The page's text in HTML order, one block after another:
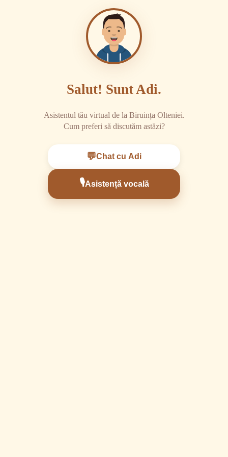
Salut! Sunt Adi.
Asistentul tău virtual de la Biruința Olteniei.
Cum preferi să discutăm astăzi?
💬Chat cu Adi
🎙️Asistență vocală